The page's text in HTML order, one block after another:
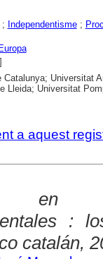
Independentisme;
Catalunya; Universitat
Lleida; Universitat
a aquest
en
:
catalán,